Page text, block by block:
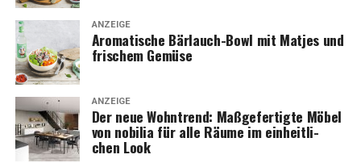
ANZEIGE
Aro­ma­ti­sche Bär­lauch-Bowl mit Mat­jes und
fri­schem Gemüse
ANZEIGE
Der neue Wohn­trend: Maß­ge­fer­tig­te Möbel
von nobi­lia für alle Räu­me im ein­heit­li­
chen Look